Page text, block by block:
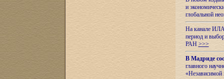
и
глобальной
На канале
период и
РАН >>>
В Мадриде
главного
«Независимой